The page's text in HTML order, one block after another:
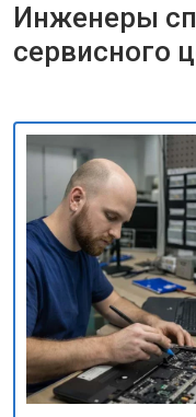
Инженеры
сервисного